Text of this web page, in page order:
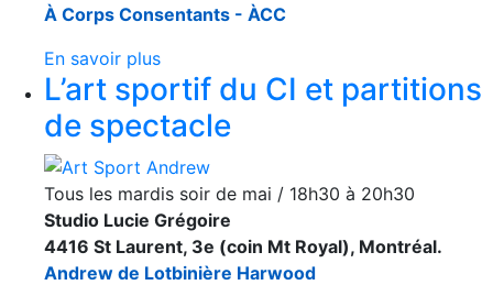
À Corps Consentants - ÀCC
En savoir plus
L’art sportif du CI et partitions
de spectacle
Tous les mardis soir de mai / 18h30 à 20h30
Studio Lucie Grégoire
4416 St Laurent, 3e (coin Mt Royal), Montréal.
Andrew de Lotbinière Harwood